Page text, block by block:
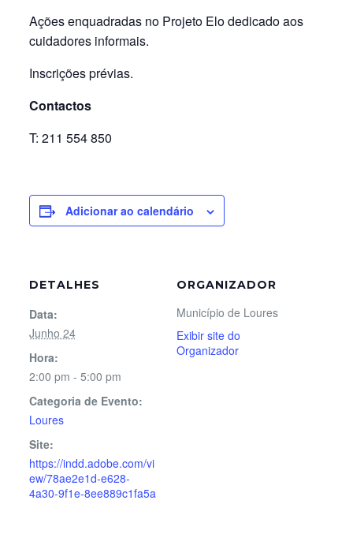
Ações enquadradas no Projeto Elo dedicado aos
cuidadores informais.
Inscrições prévias.
Contactos
T: 211 554 850
Adicionar ao calendário
DETALHES
Data:
Junho 24
Hora:
2:00 pm - 5:00 pm
Categoria de Evento:
Loures
Site:
https://indd.adobe.com/vi
ew/78ae2e1d-e628-
4a30-9f1e-8ee889c1fa5a
ORGANIZADOR
Município de Loures
Exibir site do
Organizador